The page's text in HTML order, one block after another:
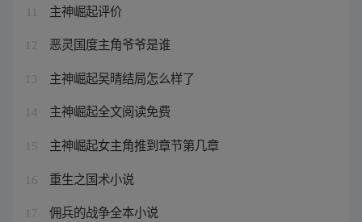
主神崛起评价
12 恶灵国度主角爷爷是谁
13 主神崛起吴晴结局怎么样了
14 主神崛起全文阅读免费
15 主神崛起女主角推到章节第几章
16 重生之国术小说
17 佣兵的战争全本小说